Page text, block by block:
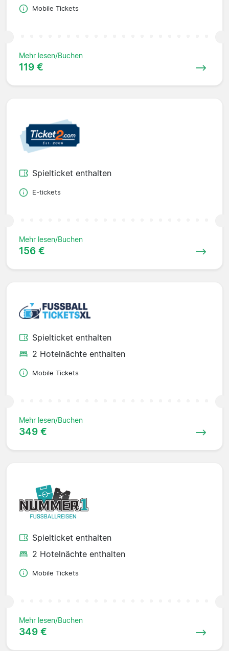
Mobile Tickets
Mehr lesen/Buchen
119 €
Spielticket enthalten
E-tickets
Mehr lesen/Buchen
156 €
Spielticket enthalten
2 Hotelnächte enthalten
Mobile Tickets
Mehr lesen/Buchen
349 €
Spielticket enthalten
2 Hotelnächte enthalten
Mobile Tickets
Mehr lesen/Buchen
349 €